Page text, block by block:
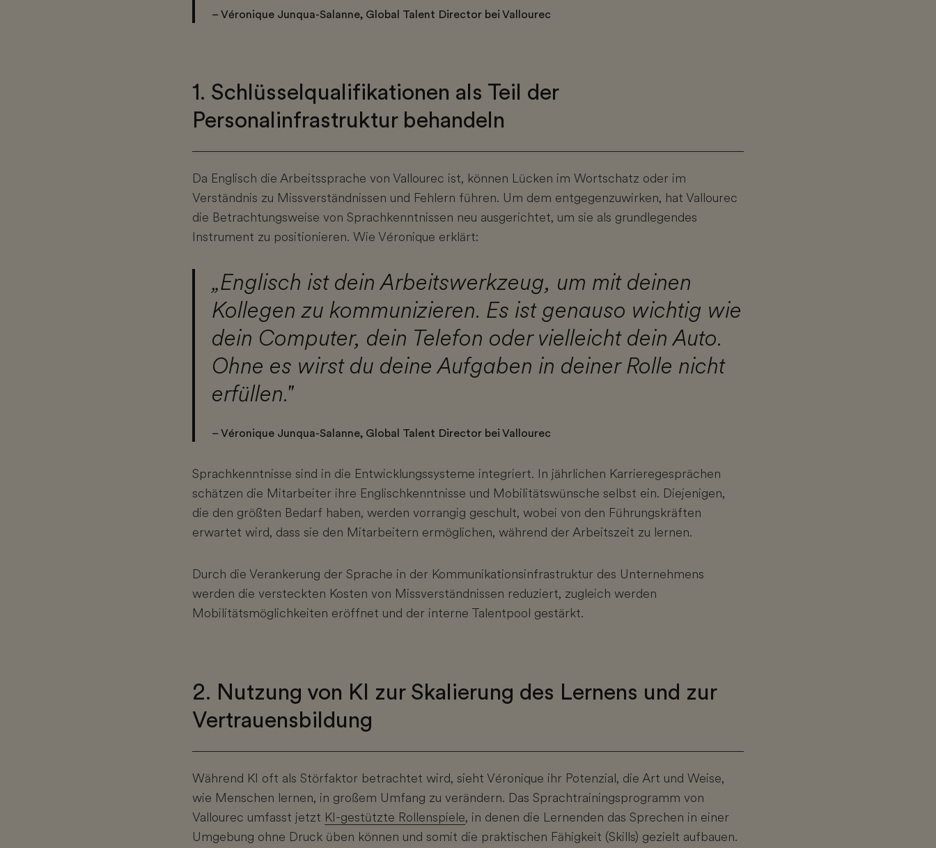
– Véronique Junqua-Salanne, Global Talent Director bei Vallourec
1. Schlüsselqualifikationen als Teil der
Personalinfrastruktur behandeln
Da Englisch die Arbeitssprache von Vallourec ist, können Lücken im Wortschatz oder im
Verständnis zu Missverständnissen und Fehlern führen. Um dem entgegenzuwirken, hat Vallourec
die Betrachtungsweise von Sprachkenntnissen neu ausgerichtet, um sie als grundlegendes
Instrument zu positionieren. Wie Véronique erklärt:
„Englisch ist dein Arbeitswerkzeug, um mit deinen
Kollegen zu kommunizieren. Es ist genauso wichtig wie
dein Computer, dein Telefon oder vielleicht dein Auto.
Ohne es wirst du deine Aufgaben in deiner Rolle nicht
erfüllen."
– Véronique Junqua-Salanne, Global Talent Director bei Vallourec
Sprachkenntnisse sind in die Entwicklungssysteme integriert. In jährlichen Karrieregesprächen
schätzen die Mitarbeiter ihre Englischkenntnisse und Mobilitätswünsche selbst ein. Diejenigen,
die den größten Bedarf haben, werden vorrangig geschult, wobei von den Führungskräften
erwartet wird, dass sie den Mitarbeitern ermöglichen, während der Arbeitszeit zu lernen.
Durch die Verankerung der Sprache in der Kommunikationsinfrastruktur des Unternehmens
werden die versteckten Kosten von Missverständnissen reduziert, zugleich werden
Mobilitätsmöglichkeiten eröffnet und der interne Talentpool gestärkt.
2. Nutzung von KI zur Skalierung des Lernens und zur
Vertrauensbildung
Während KI oft als Störfaktor betrachtet wird, sieht Véronique ihr Potenzial, die Art und Weise,
wie Menschen lernen, in großem Umfang zu verändern. Das Sprachtrainingsprogramm von
Vallourec umfasst jetzt KI-gestützte Rollenspiele, in denen die Lernenden das Sprechen in einer
Umgebung ohne Druck üben können und somit die praktischen Fähigkeit (Skills) gezielt aufbauen.